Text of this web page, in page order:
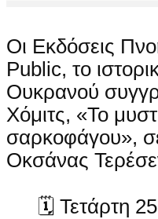
Οι Εκδόσεις
Public, το
Ουκρανού
Χόμιτς, «Το
σαρκοφάγου»,
Οκσάνας
🗓 Τετάρτη